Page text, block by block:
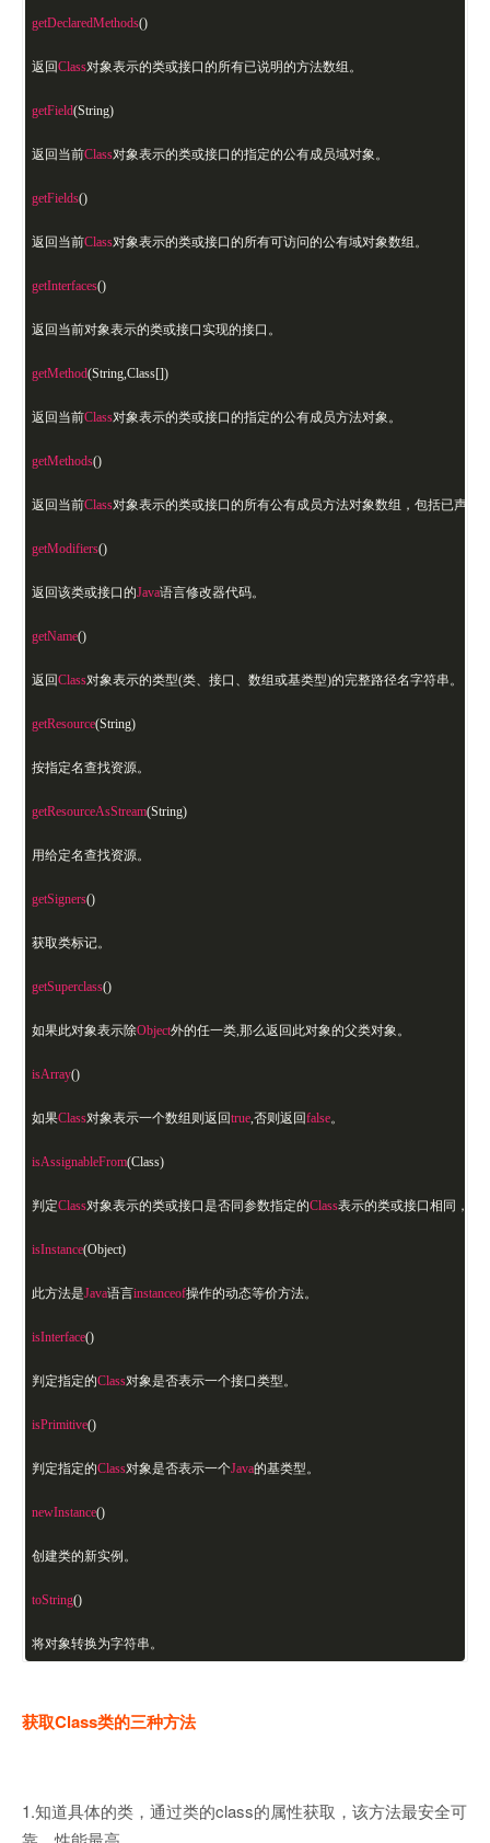
getDeclaredMethods()
返回Class对象表示的类或接口的所有已说明的方法数组。
getField(String)
返回当前Class对象表示的类或接口的指定的公有成员域对象。
getFields()
返回当前Class对象表示的类或接口的所有可访问的公有域对象数组。
getInterfaces()
返回当前对象表示的类或接口实现的接口。
getMethod(String,Class[])
返回当前Class对象表示的类或接口的指定的公有成员方法对象。
getMethods()
返回当前Class对象表示的类或接口的所有公有成员方法对象数组，包括已声明
getModifiers()
返回该类或接口的Java语言修改器代码。
getName()
返回Class对象表示的类型(类、接口、数组或基类型)的完整路径名字符串。
getResource(String)
按指定名查找资源。
getResourceAsStream(String)
用给定名查找资源。
getSigners()
获取类标记。
getSuperclass()
如果此对象表示除Object外的任一类,那么返回此对象的父类对象。
isArray()
如果Class对象表示一个数组则返回true,否则返回false。
isAssignableFrom(Class)
判定Class对象表示的类或接口是否同参数指定的Class表示的类或接口相同，或
isInstance(Object)
此方法是Java语言instanceof操作的动态等价方法。
isInterface()
判定指定的Class对象是否表示一个接口类型。
isPrimitive()
判定指定的Class对象是否表示一个Java的基类型。
newInstance()
创建类的新实例。
toString()
将对象转换为字符串。
获取Class类的三种方法
1.知道具体的类，通过类的class的属性获取，该方法最安全可